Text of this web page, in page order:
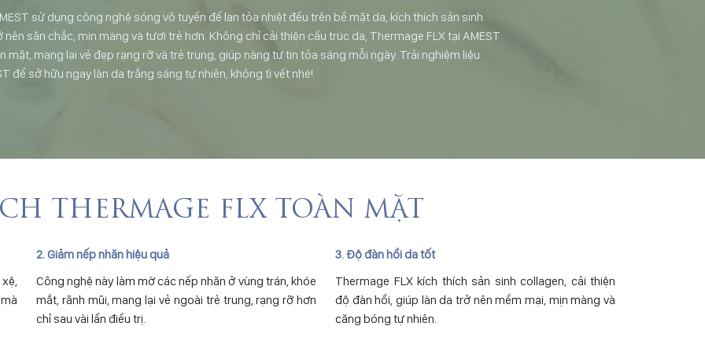
sử dụng công nghệ sóng vô tuyến để lan tỏa nhiệt đều trên bề mặt da, kích thích sản sinh
săn chắc, mịn màng và tươi trẻ hơn. Không chỉ cải thiện cấu trúc da, Thermage FLX tại AMEST
mặt, mang lại vẻ đẹp rạng rỡ và trẻ trung, giúp nàng tự tin tỏa sáng mỗi ngày. Trải nghiệm liệu
để sở hữu ngay làn da trắng sáng tự nhiên, không tì vết nhé!.
THERMAGE FLX TOÀN MẶT
2. Giảm nếp nhăn hiệu quả
Công nghệ này làm mờ các nếp nhăn ở vùng trán, khóe
mắt, rãnh mũi, mang lại vẻ ngoài trẻ trung, rạng rỡ hơn
chỉ sau vài lần điều trị.
3. Độ đàn hồi da tốt
Thermage FLX kích thích sản sinh collagen, cải thiện
độ đàn hồi, giúp làn da trở nên mềm mại, mịn màng và
căng bóng tự nhiên.